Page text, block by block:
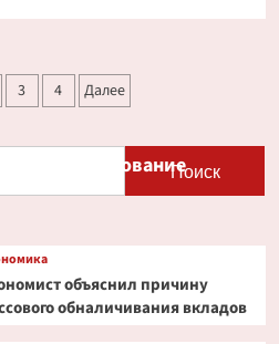
3 4 Далее
кредитование
объяснил причину
обналичивания вкладов